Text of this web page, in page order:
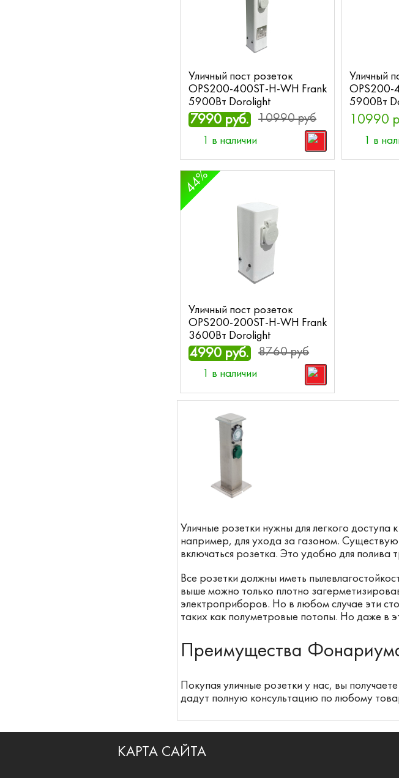
Уличный пост розеток
OPS200-400ST-H-WH Frank
5900Вт Dorolight
7990 руб. 10990 руб
1 в наличии
Уличный
OPS200-
5900Вт
10990
1 в
Уличный пост розеток
OPS200-200ST-H-WH Frank
3600Вт Dorolight
44%
4990 руб. 8760 руб
1 в наличии
Уличные розетки нужны для легкого
например, для ухода за газоном.
включаться розетка. Это удобно для полива
Все розетки должны иметь
выше можно только плотно
электроприборов. Но в любом случае эти
таких как полуметровые потопы. Но даже в
Преимущества
Покупая уличные розетки у нас, вы
дадут полную консультацию по любому
КАРТА САЙТА